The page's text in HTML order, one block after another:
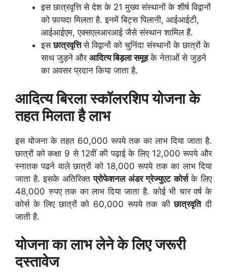
इस छात्रवृत्ति से देश के 21 मुख्य संस्थानों के शीर्ष विद्वानों
को फ़ायदा मिलता है. इनमें बिट्स पिलानी, आईआईटी,
आईआईएम, एक्सएलआरआई जैसे संस्थान शामिल हैं.
इसछात्रवृत्तिसे विद्वानों को चुनिंदा संस्थानों के छात्रों के
साथ जुड़ने और आदित्य बिड़ला समूहके नेताओं से जुड़ने
का अवसर प्रदान किया जाता है.
आदित्य बिरला स्कॉलरशिप योजना के
तहत मिलता है लाभ
इस योजना के तहत 60,000 रूपये तक का लाभ दिया जाता है.
छात्रों को कक्षा 9 से 12वीं की पढ़ाई के लिए 12,000 रूपये और
स्नातक पढने वाले छात्रों को 18,000 रूपये तक का लाभ दिया
जाता है. इसके अतिरिक्तप्रोफेशनल अंडर ग्रेज्युएट कोर्सके लिए
48,000 रुपए तक का लाभ दिया जाता है. कोई भी चार वर्ष के
कोर्स के लिए छात्रों को 60,000 रूपये तक कीछात्रवृतिदी
जाती है.
योजना का लाभ लेने के लिए जरूरी
दस्तावेज